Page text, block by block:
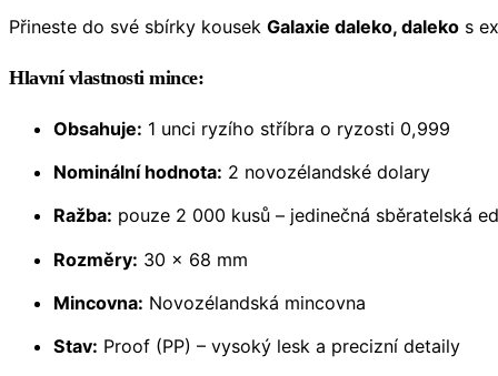
Přineste do své sbírky kousek Galaxie daleko, daleko s
Hlavní vlastnosti mince:
Obsahuje: 1 unci ryzího stříbra o ryzosti 0,999
Nominální hodnota: 2 novozélandské dolary
Ražba: pouze 2 000 kusů – jedinečná sběratelská
Rozměry: 30 × 68 mm
Mincovna: Novozélandská mincovna
Stav: Proof (PP) – vysoký lesk a precizní detaily